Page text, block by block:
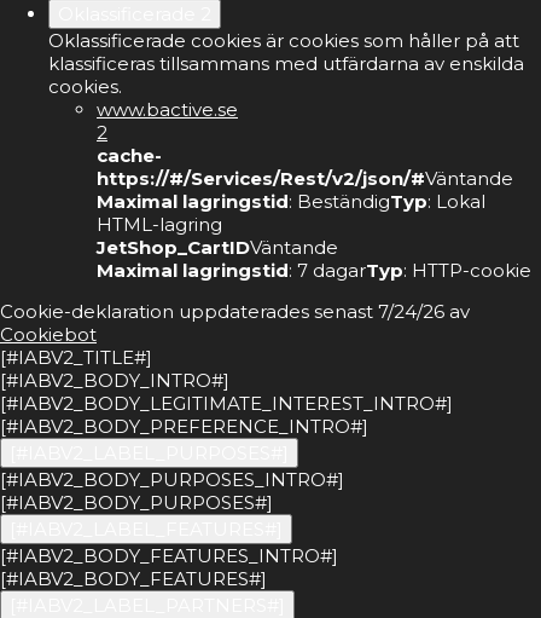
Oklassificerade cookies är cookies som håller på att
klassificeras tillsammans med utfärdarna av enskilda
cookies.
www.bactive.se
2
cache-
https://#/Services/Rest/v2/json/#Väntande
Maximal lagringstid: BeständigTyp: Lokal
HTML-lagring
JetShop_CartIDVäntande
Maximal lagringstid: 7 dagarTyp: HTTP-cookie
Cookie-deklaration uppdaterades senast 7/24/26 av
Cookiebot
[#IABV2_TITLE#]
[#IABV2_BODY_INTRO#]
[#IABV2_BODY_LEGITIMATE_INTEREST_INTRO#]
[#IABV2_BODY_PREFERENCE_INTRO#]
[#IABV2_BODY_PURPOSES_INTRO#]
[#IABV2_BODY_PURPOSES#]
[#IABV2_BODY_FEATURES_INTRO#]
[#IABV2_BODY_FEATURES#]